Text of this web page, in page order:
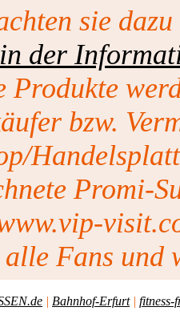
sie
der
Produkte
bzw.
Promi-
alle Fans und
| Bahnhof-Erfurt| fitness-